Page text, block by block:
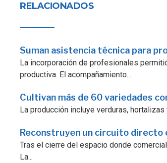
RELACIONADOS
Suman asistencia técnica para
La incorporación de profesionales
productiva. El acompañamiento...
Cultivan más de 60 variedades
La producción incluye verduras,
Reconstruyen un circuito directo
Tras el cierre del espacio donde
La...